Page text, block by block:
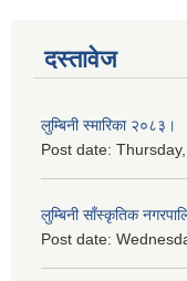
दस्तावेज
लुम्बिनी स्मारिका २०८३।
Post date:
लुम्बिनी साँस्कृतिक
Post date: